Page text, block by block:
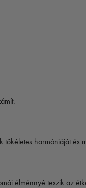
tökéletes harmóniáját és
élménnyé teszik az